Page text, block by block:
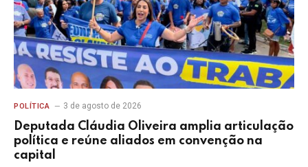
POLÍTICA 3 de agosto de 2026
Deputada Cláudia Oliveira amplia articulação
política e reúne aliados em convenção na
capital